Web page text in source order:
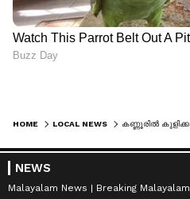
HOME LOCAL NEWS
NEWS
Malayalam News
Breaking